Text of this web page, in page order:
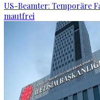
US-Beamter: Temporäre
mautfrei